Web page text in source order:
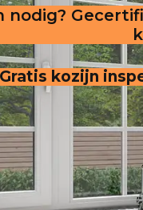
nodig?
Gratis kozijn